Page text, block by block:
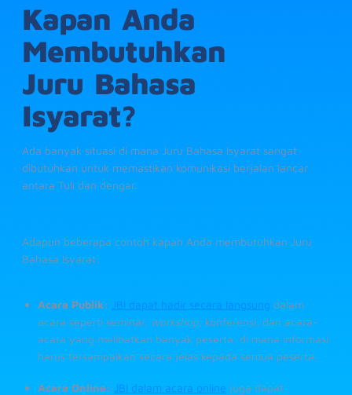
Kapan Anda
Membutuhkan
Juru Bahasa
Isyarat?
Ada banyak situasi di mana Juru Bahasa Isyarat sangat
dibutuhkan untuk memastikan komunikasi berjalan lancar
antara Tuli dan dengar.
Adapun beberapa contoh kapan Anda membutuhkan Juru
Bahasa Isyarat:
Acara Publik: JBI dapat hadir secara langsung dalam
acara seperti seminar, workshop, konferensi, dan acara-
acara yang melibatkan banyak peserta, di mana informasi
harus tersampaikan secara jelas kepada semua peserta.
Acara Online: JBI dalam acara online juga dapat